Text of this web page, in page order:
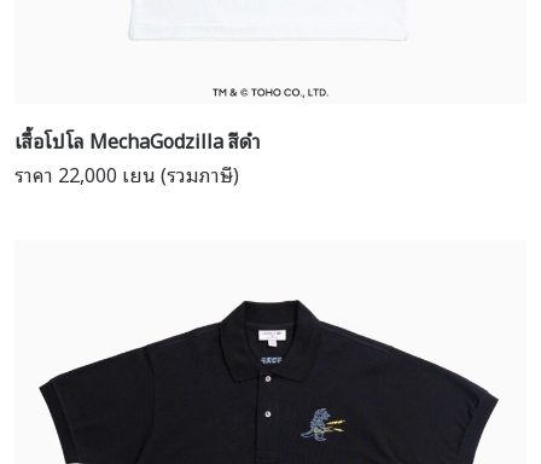
เสื้อโปโล MechaGodzillaสีดำ
ราคา 22,000 เยน (รวมภาษี)